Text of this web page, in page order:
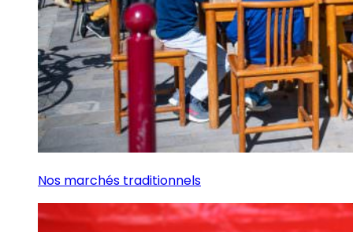
Nos marchés traditionnels